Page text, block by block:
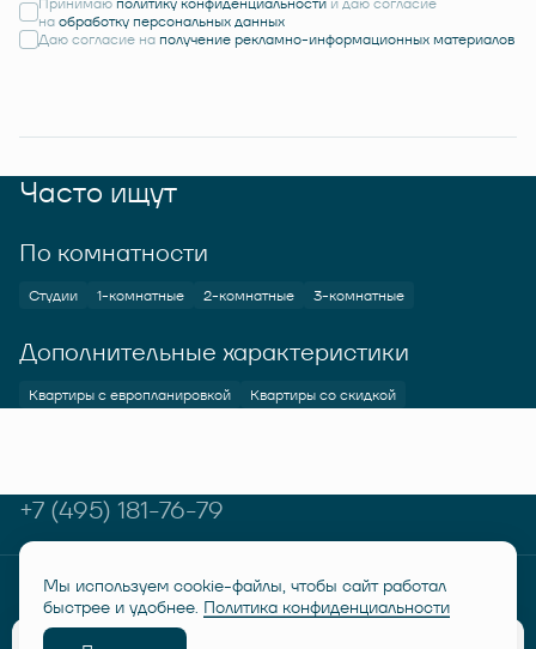
на обработку персональных данных
Даю согласие на получение рекламно-информационных материалов
Часто ищут
По комнатности
Студии 1-комнатные 2-комнатные 3-комнатные
Дополнительные характеристики
Квартиры с европланировкой Квартиры со скидкой
+7 (495) 181-76-79
© RUSICH KOTELNIKI 2026Политика конфиденциальности
Дисклеймер "Семейная ипотека от 6%"
Мы используем cookie-файлы, чтобы сайт работал
быстрее и удобнее. Политика конфиденциальности